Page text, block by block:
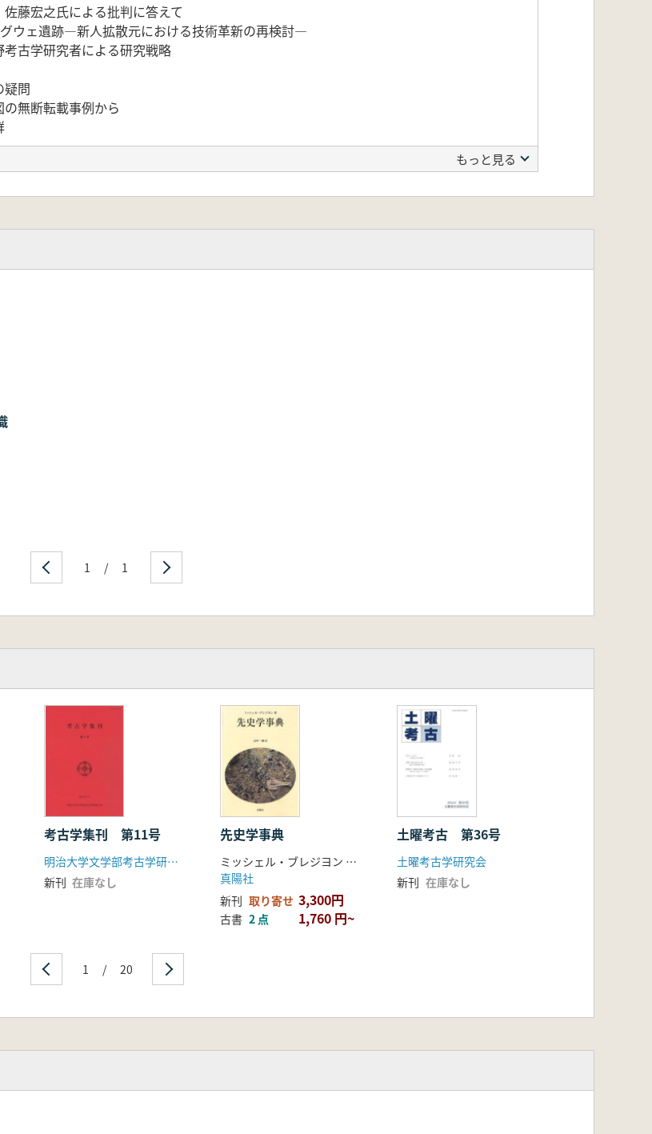
藤宏之氏による批判に答えて
ウェ遺跡―新人拡散元における技術革新の再検討―
古学研究者による研究戦略
問
無断転載事例から
もっと見る
1 / 1
考古学集刊 第11号
明治大学文学部考古学研究室
新刊 在庫なし
先史学事典
ミッシェル・ブレジヨン 著 山中一郎 訳
真陽社
新刊 取り寄せ 3,300円
古書 2 点 1,760 円~
土曜考古 第36号
土曜考古学研究会
新刊 在庫なし
1 / 20